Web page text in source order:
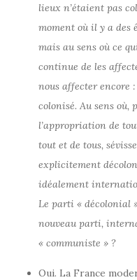
lieux n’étaient pas
moment où il y a des
mais au sens où ce
continue de les
nous affecter encore
colonisé. Au sens où,
l’appropriation de
tout et de tous,
explicitement
idéalement
Le parti « décolonial
nouveau parti,
« communiste » ?
Oui. La France